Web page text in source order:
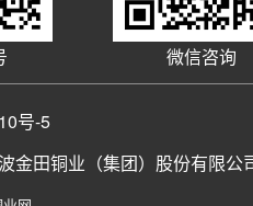
微信咨询
号-5
金田铜业（集团）股份有限公